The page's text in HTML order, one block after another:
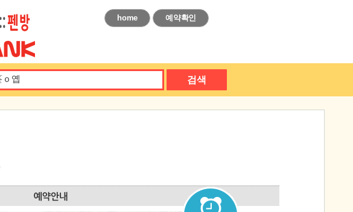
home 예약확인
검색